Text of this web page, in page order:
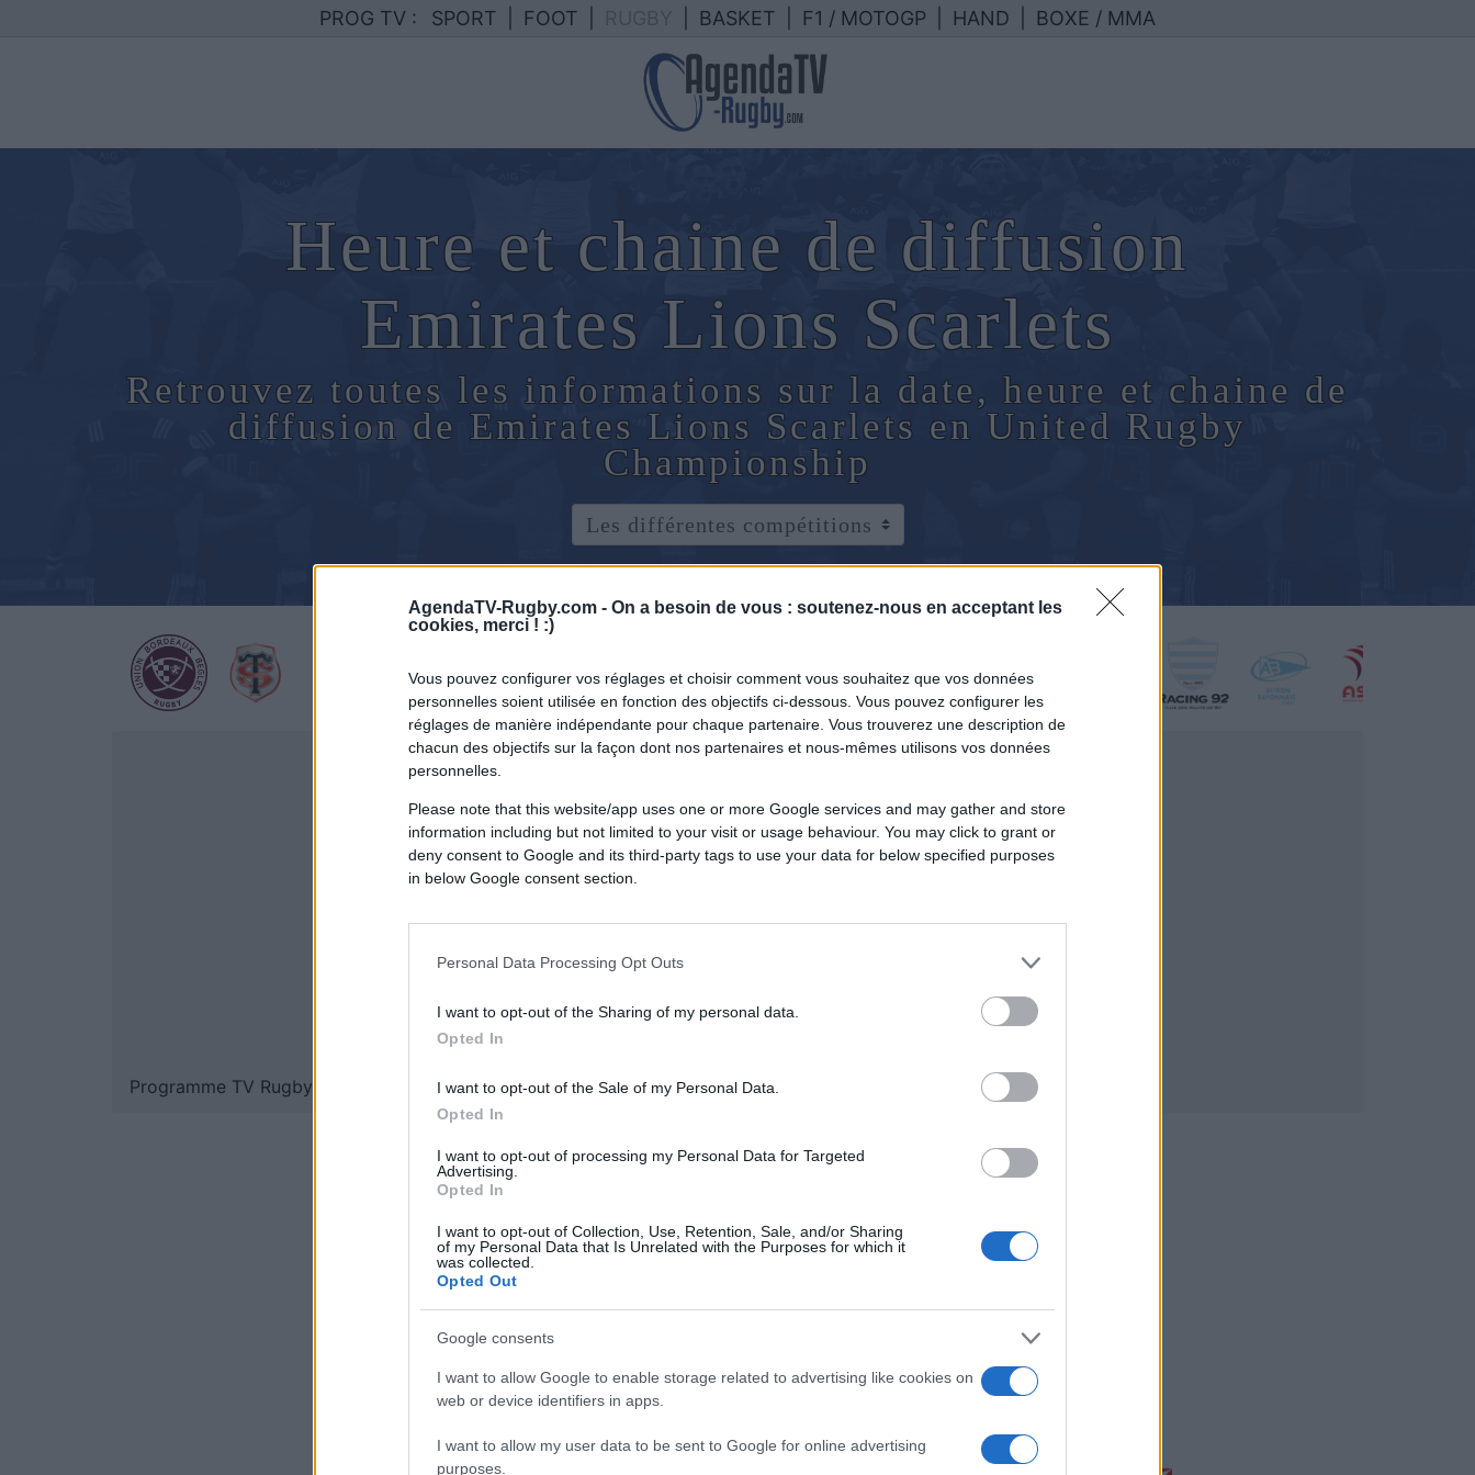
AgendaTV-Rugby.com - On a besoin de vous : soutenez-nous en acceptant les
cookies, merci ! :)
Vous pouvez configurer vos réglages et choisir comment vous souhaitez que vos données
personnelles soient utilisée en fonction des objectifs ci-dessous. Vous pouvez configurer les
réglages de manière indépendante pour chaque partenaire. Vous trouverez une description de
chacun des objectifs sur la façon dont nos partenaires et nous-mêmes utilisons vos données
personnelles.
Please note that this website/app uses one or more Google services and may gather and store
information including but not limited to your visit or usage behaviour. You may click to grant or
deny consent to Google and its third-party tags to use your data for below specified purposes
in below Google consent section.
Personal Data Processing Opt Outs
I want to opt-out of the Sharing of my personal data.
Opted In
I want to opt-out of the Sale of my Personal Data.
Opted In
I want to opt-out of processing my Personal Data for Targeted
Advertising.
Opted In
I want to opt-out of Collection, Use, Retention, Sale, and/or Sharing
of my Personal Data that Is Unrelated with the Purposes for which it
was collected.
Opted Out
Google consents
I want to allow Google to enable storage related to advertising like cookies on
web or device identifiers in apps.
I want to allow my user data to be sent to Google for online advertising
purposes.
PROG TV : SPORT FOOT BASKET F1 / MOTOGP HAND BOXE / MMA
Heure et chaine de diffusion
Emirates Lions Scarlets
Retrouvez toutes les informations sur la date, heure et chaine de
diffusion de Emirates Lions Scarlets en United Rugby
Championship
Programme TV Rugby United Rugby Championship> Emirates Lions - Scarlets
13h45